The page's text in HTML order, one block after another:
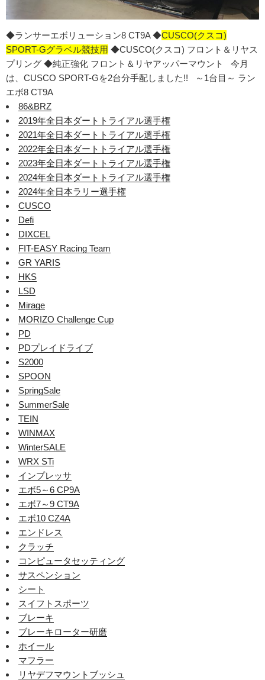
◆ランサーエボリューション8 CT9A ◆CUSCO(クスコ)
SPORT-Gグラベル競技用 ◆CUSCO(クスコ) フロント＆リヤス
プリング ◆純正強化 フロント＆リヤアッパーマウント 今月
は、CUSCO SPORT-Gを2台分手配しました!! ～1台目～ ラン
エボ8 CT9A
86&BRZ
2019年全日本ダートトライアル選手権
2021年全日本ダートトライアル選手権
2022年全日本ダートトライアル選手権
2023年全日本ダートトライアル選手権
2024年全日本ダートトライアル選手権
2024年全日本ラリー選手権
CUSCO
Defi
DIXCEL
FIT-EASY Racing Team
GR YARIS
HKS
LSD
Mirage
MORIZO Challenge Cup
PD
PDプレイドライブ
S2000
SPOON
SpringSale
SummerSale
TEIN
WINMAX
WinterSALE
WRX STi
インプレッサ
エボ5～6 CP9A
エボ7～9 CT9A
エボ10 CZ4A
エンドレス
クラッチ
コンピュータセッティング
サスペンション
シート
スイフトスポーツ
ブレーキ
ブレーキローター研磨
ホイール
マフラー
リヤデフマウントブッシュ